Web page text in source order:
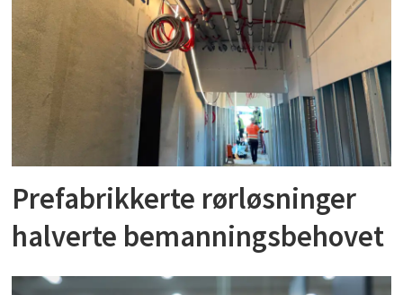
Prefabrikkerte rørløsninger
halverte bemanningsbehovet